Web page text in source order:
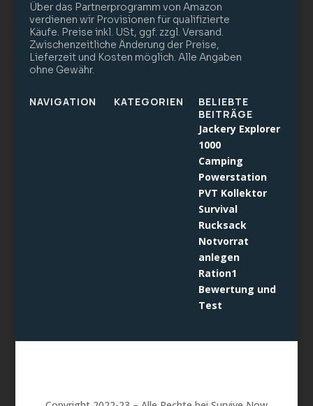
Über das Partnerprogramm von Amazon
verdienen wir Provisionen für qualifizierte
Käufe. Preise inkl. USt, ggf. zzgl. Versand.
Zwischenzeitliche Änderung der Preise,
Lieferzeit und Kosten möglich. Alle Angaben
ohne Gewähr.
NAVIGATION KATEGORIEN
BELIEBTE
BEITRÄGE
Jackery Explorer
1000
Camping
Powerstation
PVT Kollektor
Survival
Rucksack
Notvorrat
anlegen
Ration1
Bewertung und
Test